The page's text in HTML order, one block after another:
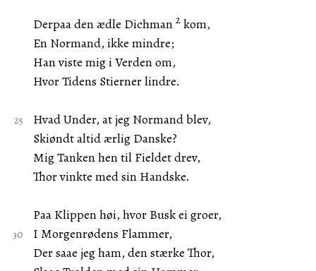
Derpaa den ædle Dichman 2 kom,
En Normand, ikke mindre;
Han viste mig i Verden om,
Hvor Tidens Stierner lindre.
Hvad Under, at jeg Normand blev,
Skiøndt altid ærlig Danske?
Mig Tanken hen til Fieldet drev,
Thor vinkte med sin Handske.
Paa Klippen høi, hvor Busk ei groer,
I Morgenrødens Flammer,
Der saae jeg ham, den stærke Thor,